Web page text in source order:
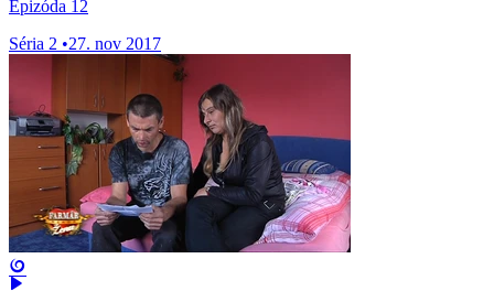
Epizóda 12
Séria 2 •27. nov 2017